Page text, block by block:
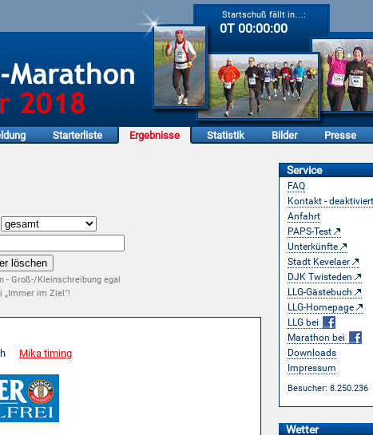
Startschuß fällt in…:
0T 00:00:00
Starterliste Ergebnisse Statistik Bilder Presse
Service
FAQ
Kontakt -
Anfahrt
PAPS-Test
Unterkünfte
Stadt Kevelaer
DJK Twisteden
LLG-Gästebuch
LLG-Homepage
LLG bei
Marathon bei
Downloads
Impressum
Besucher: 8.250.236
Wetter
- Groß-/Kleinschreibung egal
„Immer im Ziel“!
Mika timing